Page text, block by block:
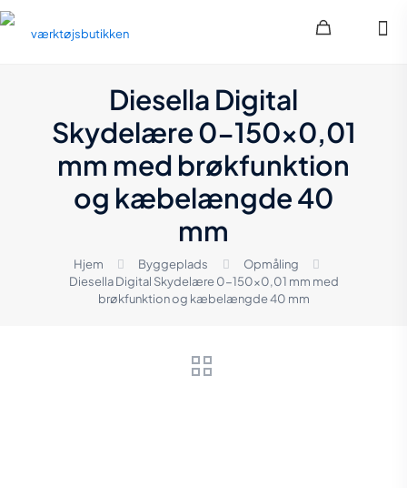
Diesella Digital
Skydelære 0-150×0,01
mm med brøkfunktion
og kæbelængde 40
mm
Hjem Byggeplads
Opmåling
Diesella Digital Skydelære 0-150×0,01 mm med
brøkfunktion og kæbelængde 40 mm